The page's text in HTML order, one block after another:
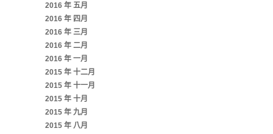
2016 年 五月
2016 年 四月
2016 年 三月
2016 年 二月
2016 年 一月
2015 年 十二月
2015 年 十一月
2015 年 十月
2015 年 九月
2015 年 八月